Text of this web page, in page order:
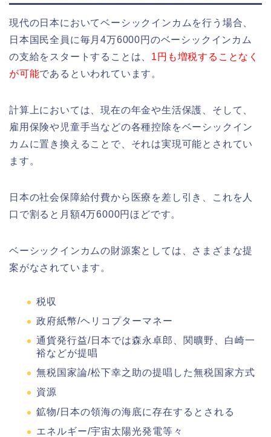
現代の日本においてベーシックインカムを行う場合、
日本国民全員に毎月4万6000円のベーシックインカム
の支給をスタートすることは、 1円も増税することなく
が可能であるといわれています。
計算上においては、現在の年金や生活保護、そして、
雇用保険や児童手当などの各種控除をベーシックイン
カムに置き換えることで、それは実現可能とされてい
ます。
日本の社会保障給付費から医療を差し引き、これを人
口で割ると月額4万6000円ほどです。
ベーシックインカムの財源案としては、さまざまな提
案がなされています。
税収
政府紙幣/ヘリコプターマネー
通貨発行益/日本では森永卓郎、関曠野、白崎一
裕などが提唱
無税国家論/松下幸之助の提唱した無税国家方式
資源
鉱物/日本の領海の海底に存在するとされる
エネルギー/宇宙太陽光発電等々